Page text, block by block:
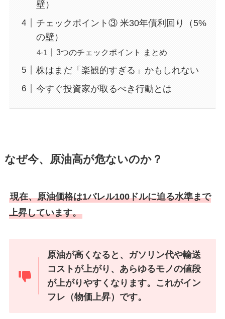
壁）
チェックポイント③ 米30年債利回り（5%
の壁）
3つのチェックポイント まとめ
株はまだ「楽観的すぎる」かもしれない
今すぐ投資家が取るべき行動とは
なぜ今、原油高が危ないのか？
現在、原油価格は1バレル100ドルに迫る水準まで
上昇しています。
原油が高くなると、ガソリン代や輸送
コストが上がり、あらゆるモノの値段
が上がりやすくなります。これがイン
フレ（物価上昇）です。